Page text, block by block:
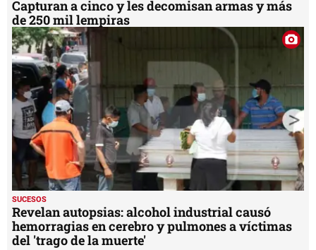
Capturan a cinco y les decomisan armas y más
de 250 mil lempiras
SUCESOS
Revelan autopsias: alcohol industrial causó
hemorragias en cerebro y pulmones a víctimas
del 'trago de la muerte'